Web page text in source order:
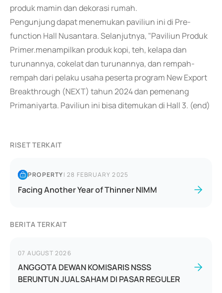
produk mamin dan dekorasi rumah.
Pengunjung dapat menemukan paviliun ini di Pre-
function Hall Nusantara. Selanjutnya, "Paviliun Produk
Primer.menampilkan produk kopi, teh, kelapa dan
turunannya, cokelat dan turunannya, dan rempah-
rempah dari pelaku usaha peserta program New Export
Breakthrough (NEXT) tahun 2024 dan pemenang
Primaniyarta. Paviliun ini bisa ditemukan di Hall 3. (end)
RISET TERKAIT
PROPERTY|28 FEBRUARY 2025
Facing Another Year of Thinner NIMM
BERITA TERKAIT
07 AUGUST 2026
ANGGOTA DEWAN KOMISARIS NSSS
BERUNTUN JUAL SAHAM DI PASAR REGULER